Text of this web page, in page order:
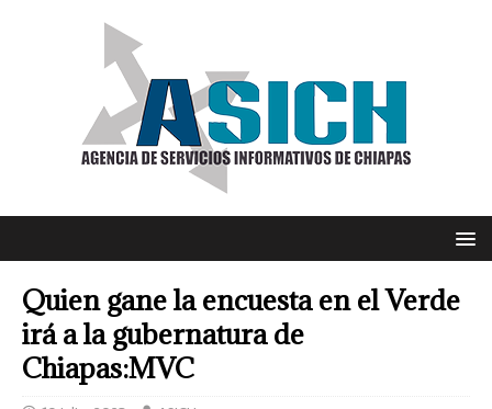
Quien gane la encuesta en el Verde
irá a la gubernatura de
Chiapas:MVC